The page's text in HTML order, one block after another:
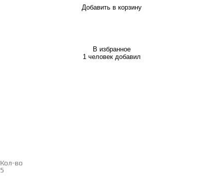
Добавить в корзину
В избранное
1 человек добавил
Кол-во
5